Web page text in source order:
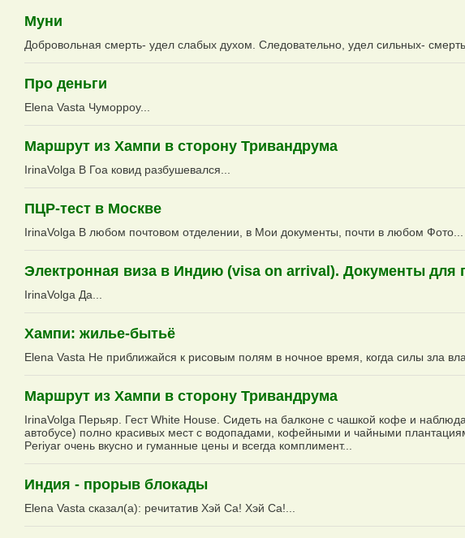
Муни
Добровольная смерть- удел слабых духом. Следовательно, удел сильных-
Про деньги
Elena Vasta Чуморроу...
Маршрут из Хампи в сторону Тривандрума
IrinaVolga В Гоа ковид разбушевался...
ПЦР-тест в Москве
IrinaVolga В любом почтовом отделении, в Мои документы, почти в любом Фото...
Электронная виза в Индию (visa on arrival). Документы для
IrinaVolga Да...
Хампи: жилье-бытьё
Elena Vasta Не приближайся к рисовым полям в ночное время, когда силы зла
Маршрут из Хампи в сторону Тривандрума
IrinaVolga Перьяр. Гест White House. Сидеть на балконе с чашкой кофе и
автобусе) полно красивых мест с водопадами, кофейными и чайными
Periyar очень вкусно и гуманные цены и всегда комплимент...
Индия - прорыв блокады
Elena Vasta сказал(а): речитатив Хэй Са! Хэй Са!...